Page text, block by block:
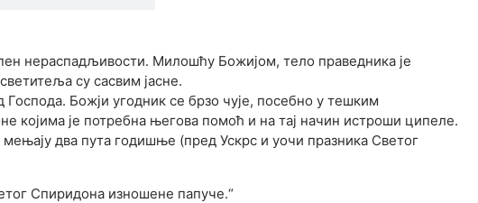
нераспадљивости. Милошћу Божијом, тело праведника је
су сасвим јасне.
Божји угодник се брзо чује, посебно у тешким
којима је потребна његова помоћ и на тај начин истроши ципеле.
два пута годишње (пред Ускрс и уочи празника Светог
Спиридона изношене папуче.“